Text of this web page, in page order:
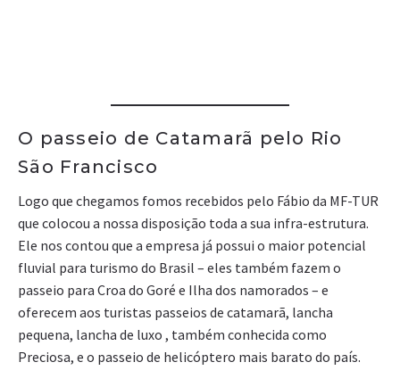
O passeio de Catamarã pelo Rio
São Francisco
Logo que chegamos fomos recebidos pelo Fábio da MF-TUR
que colocou a nossa disposição toda a sua infra-estrutura.
Ele nos contou que a empresa já possui o maior potencial
fluvial para turismo do Brasil – eles também fazem o
passeio para Croa do Goré e Ilha dos namorados – e
oferecem aos turistas passeios de catamarã, lancha
pequena, lancha de luxo , também conhecida como
Preciosa, e o passeio de helicóptero mais barato do país.